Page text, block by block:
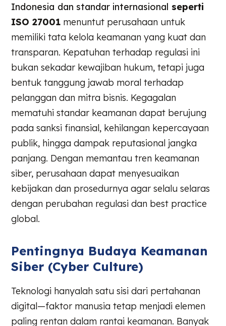
Indonesia dan standar internasional seperti
ISO 27001 menuntut perusahaan untuk
memiliki tata kelola keamanan yang kuat dan
transparan. Kepatuhan terhadap regulasi ini
bukan sekadar kewajiban hukum, tetapi juga
bentuk tanggung jawab moral terhadap
pelanggan dan mitra bisnis. Kegagalan
mematuhi standar keamanan dapat berujung
pada sanksi finansial, kehilangan kepercayaan
publik, hingga dampak reputasional jangka
panjang. Dengan memantau tren keamanan
siber, perusahaan dapat menyesuaikan
kebijakan dan prosedurnya agar selalu selaras
dengan perubahan regulasi dan best practice
global.
Pentingnya Budaya Keamanan
Siber (Cyber Culture)
Teknologi hanyalah satu sisi dari pertahanan
digital—faktor manusia tetap menjadi elemen
paling rentan dalam rantai keamanan. Banyak